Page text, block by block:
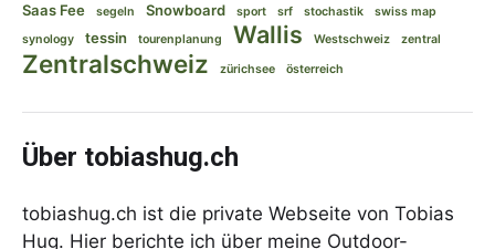
Saas Fee segeln Snowboard sport srf stochastik
swiss map
synology
tessin tourenplanung Wallis Westschweiz zentral
Zentralschweiz zürichsee österreich
Über tobiashug.ch
tobiashug.ch ist die private Webseite von Tobias
Hug. Hier berichte ich über meine Outdoor-